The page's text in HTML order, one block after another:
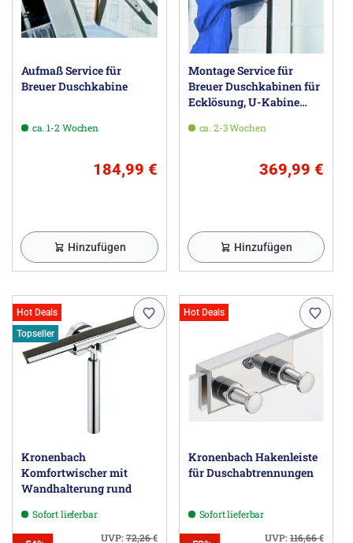
Aufmaß Service für
Breuer Duschkabine
ca. 1-2 Wochen
184,99 €
Hinzufügen
Montage Service für
Breuer Duschkabinen für
Ecklösung, U-Kabine
ca. 2-3 Wochen
369,99 €
Hinzufügen
Hot Deals
Topseller
Kronenbach
Komfortwischer mit
Wandhalterung rund
Sofort lieferbar
UVP:72,26€
Hot Deals
Kronenbach Hakenleiste
für Duschabtrennungen
Sofort lieferbar
UVP:116,66€